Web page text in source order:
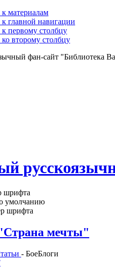
материалам
главной навигации
первому столбцу
второму столбцу
мечты"
- БоеБлоги